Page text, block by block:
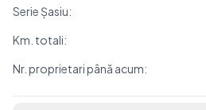
Serie Șasiu:
Km. totali:
Nr. proprietari până acum: